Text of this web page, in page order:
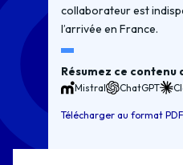
collaborateur est
l’arrivée en France.
Résumez ce contenu
Mistral ChatGPT
Télécharger au format PDF